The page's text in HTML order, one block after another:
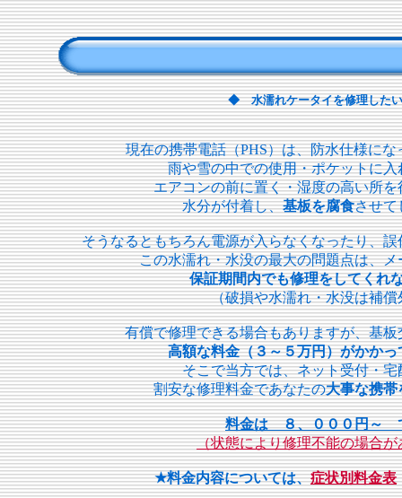
◆ 水濡れケータイを修理し
現在の携帯電話（PHS）は、防水仕様に
雨や雪の中での使用・ポケットに
エアコンの前に置く・湿度の高い所
水分が付着し、基板を腐食させて
そうなるともちろん電源が入らなくなったり、
この水濡れ・水没の最大の問題点は、
保証期間内でも修理をしてくれ
（破損や水濡れ・水没は補償
有償で修理できる場合もありますが、基
高額な料金（３～５万円）がかか
そこで当方では、ネット受付・宅
割安な修理料金であなたの大事な携帯
料金は ８、０００円～
（状態により修理不能の場合が
★料金内容については、症状別料金表